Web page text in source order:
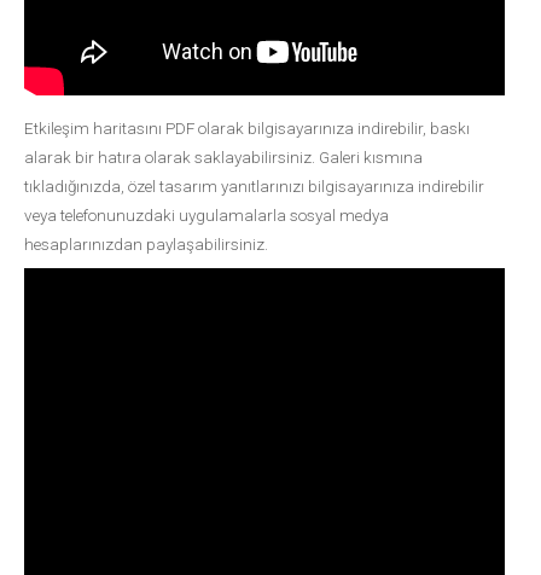
Etkileşim haritasını PDF olarak bilgisayarınıza indirebilir, baskı
alarak bir hatıra olarak saklayabilirsiniz. Galeri kısmına
tıkladığınızda, özel tasarım yanıtlarınızı bilgisayarınıza indirebilir
veya telefonunuzdaki uygulamalarla sosyal medya
hesaplarınızdan paylaşabilirsiniz.